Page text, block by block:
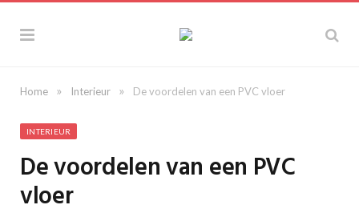
Home » Interieur » De voordelen van een PVC vloer
INTERIEUR
De voordelen van een PVC
vloer